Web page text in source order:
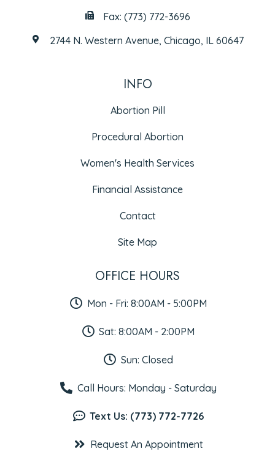
Fax: (773) 772-3696
2744 N. Western Avenue, Chicago, IL 60647
INFO
Abortion Pill
Procedural Abortion
Women's Health Services
Financial Assistance
Contact
Site Map
OFFICE HOURS
Mon - Fri: 8:00AM - 5:00PM
Sat: 8:00AM - 2:00PM
Sun: Closed
Call Hours: Monday - Saturday
Text Us: (773) 772-7726
Request An Appointment